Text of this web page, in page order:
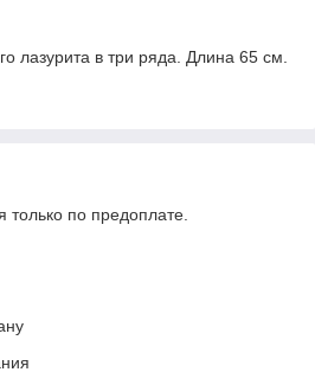
лазурита в три ряда. Длина 65 см.
только по предоплате.